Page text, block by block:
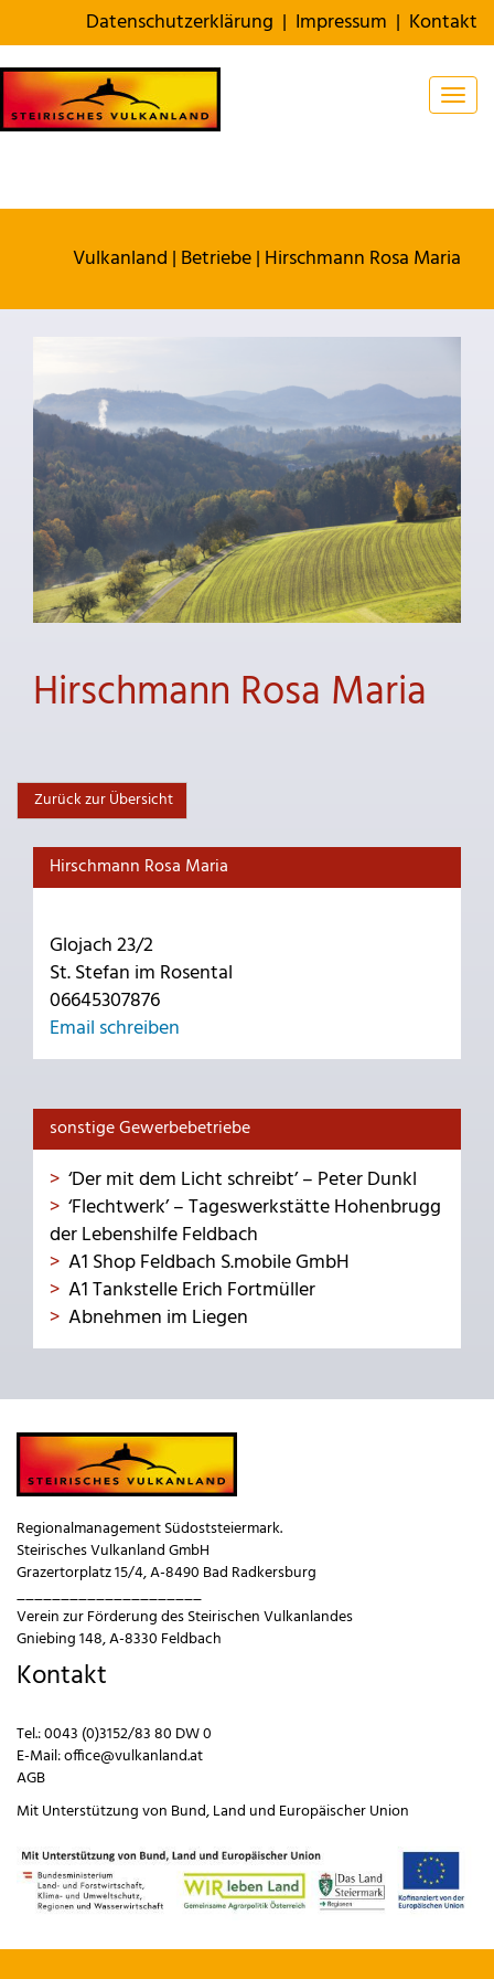
Datenschutzerklärung | Impressum | Kontakt
Vulkanland | Betriebe| Hirschmann Rosa Maria
Hirschmann Rosa Maria
Zurück zur Übersicht
Hirschmann Rosa Maria
Glojach 23/2
St. Stefan im Rosental
06645307876
Email schreiben
sonstige Gewerbebetriebe
‘Der mit dem Licht schreibt’ – Peter Dunkl
‘Flechtwerk’ – Tageswerkstätte Hohenbrugg
der Lebenshilfe Feldbach
A1 Shop Feldbach S.mobile GmbH
A1 Tankstelle Erich Fortmüller
Abnehmen im Liegen
Regionalmanagement Südoststeiermark.
Steirisches Vulkanland GmbH
Grazertorplatz 15/4, A-8490 Bad Radkersburg
_____________________
Verein zur Förderung des Steirischen Vulkanlandes
Gniebing 148, A-8330 Feldbach
Kontakt
Tel.:0043 (0)3152/83 80 DW 0
E-Mail:office@vulkanland.at
AGB
Mit Unterstützung von Bund,Land und Europäischer Union